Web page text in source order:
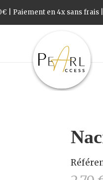
| Paiement en 4x sans frais